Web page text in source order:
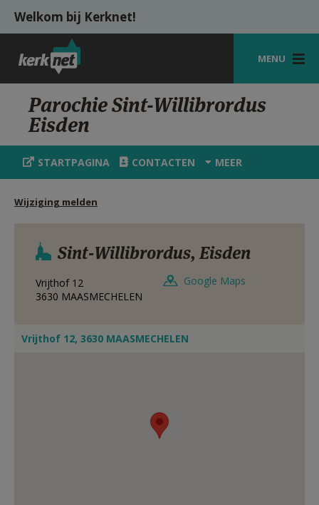
Overslaan en naar de inhoud gaan
Welkom bij Kerknet!
MENU
STARTPAGINA
KERK
VIERINGEN
HULP
MIJN PAROCHIE
AANMELDEN OF REGISTREREN
Parochie Sint-Willibrordus
Eisden
STARTPAGINA CONTACTEN MEER
Wijziging melden
Sint-Willibrordus, Eisden
Vrijthof 12
3630 MAASMECHELEN
Google Maps
Vrijthof 12, 3630 MAASMECHELEN